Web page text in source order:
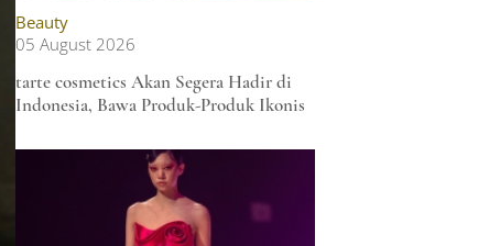
Beauty
05 August 2026
tarte cosmetics Akan Segera Hadir di
Indonesia, Bawa Produk-Produk Ikonis